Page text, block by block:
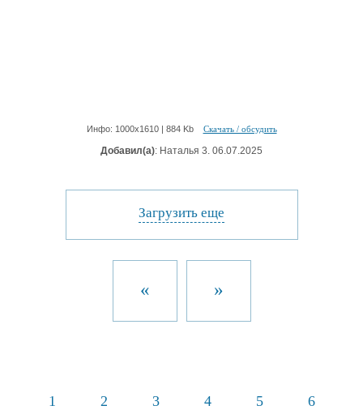
Инфо: 1000х1610 | 884 Kb Скачать / обсудить
Добавил(а): Наталья 3. 06.07.2025
Загрузить еще
« »
1 2 3 4 5 6